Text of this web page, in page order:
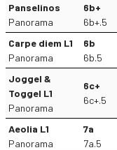
Panselinos
Panorama
6b+
6b+.5
Carpe diem L1
Panorama
6b
6b.5
Joggel &
Toggel L1
Panorama
6c+
6c+.5
Aeolia L1
Panorama
7a
7a.5